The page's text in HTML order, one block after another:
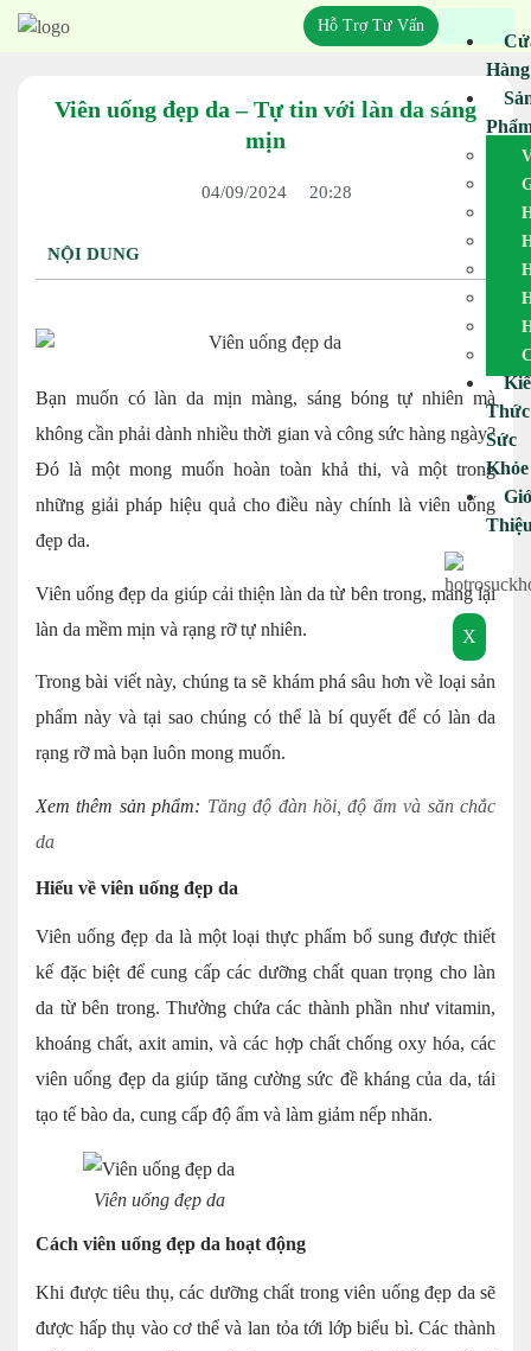
Hỗ Trợ Tư Vấn
Hàng
Thức
Sức
Khỏe
X
Viên uống đẹp da – Tự tin với làn da sáng
mịn
04/09/2024 20:28
NỘI DUNG
Bạn muốn có làn da mịn màng, sáng bóng tự nhiên mà
không cần phải dành nhiều thời gian và công sức hàng ngày?
Đó là một mong muốn hoàn toàn khả thi, và một trong
những giải pháp hiệu quả cho điều này chính là viên uống
đẹp da.
Viên uống đẹp da giúp cải thiện làn da từ bên trong, mang lại
làn da mềm mịn và rạng rỡ tự nhiên.
Trong bài viết này, chúng ta sẽ khám phá sâu hơn về loại sản
phẩm này và tại sao chúng có thể là bí quyết để có làn da
rạng rỡ mà bạn luôn mong muốn.
Xem thêm sản phẩm: Tăng độ đàn hồi, độ ẩm và săn chắc
da
Hiểu về viên uống đẹp da
Viên uống đẹp da là một loại thực phẩm bổ sung được thiết
kế đặc biệt để cung cấp các dưỡng chất quan trọng cho làn
da từ bên trong. Thường chứa các thành phần như vitamin,
khoáng chất, axit amin, và các hợp chất chống oxy hóa, các
viên uống đẹp da giúp tăng cường sức đề kháng của da, tái
tạo tế bào da, cung cấp độ ẩm và làm giảm nếp nhăn.
Viên uống đẹp da
Cách viên uống đẹp da hoạt động
Khi được tiêu thụ, các dưỡng chất trong viên uống đẹp da sẽ
được hấp thụ vào cơ thể và lan tỏa tới lớp biểu bì. Các thành